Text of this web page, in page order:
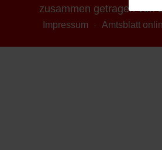
zusammen getragen von
Impressum Amtsblatt